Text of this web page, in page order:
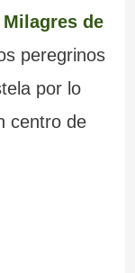
de
peregrinos
por lo
centro de